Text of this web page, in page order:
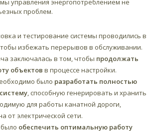
проблем.
и тестирование системы проводились в
избежать перерывов в обслуживании.
заключалась в том, чтобы продолжать
объектов в процессе настройки.
было разработать полностью
, способную генерировать и хранить
для работы канатной дороги,
от электрической сети.
обеспечить оптимальную работу